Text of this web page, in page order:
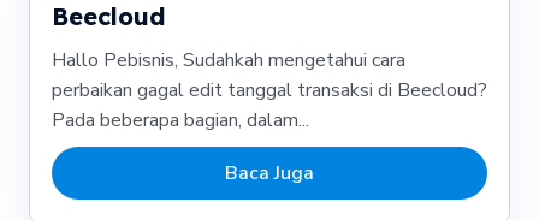
Beecloud
Hallo Pebisnis, Sudahkah mengetahui cara
perbaikan gagal edit tanggal transaksi di Beecloud?
Pada beberapa bagian, dalam...
Baca Juga